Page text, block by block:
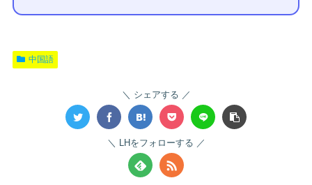
中国語
シェアする
LHをフォローする